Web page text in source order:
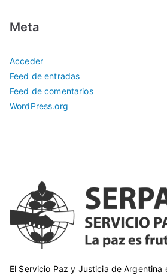
Meta
Acceder
Feed de entradas
Feed de comentarios
WordPress.org
El Servicio Paz y Justicia de Argentina